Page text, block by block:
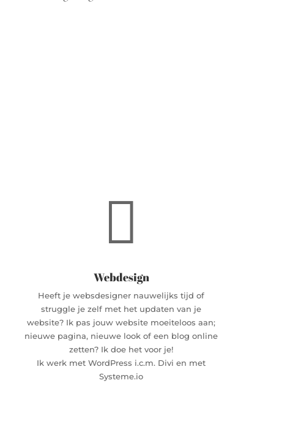

Webdesign
Heeft je websdesigner nauwelijks tijd of
struggle je zelf met het updaten van je
website? Ik pas jouw website moeiteloos aan;
nieuwe pagina, nieuwe look of een blog online
zetten? Ik doe het voor je!
Ik werk met WordPress i.c.m. Divi en met
Systeme.io